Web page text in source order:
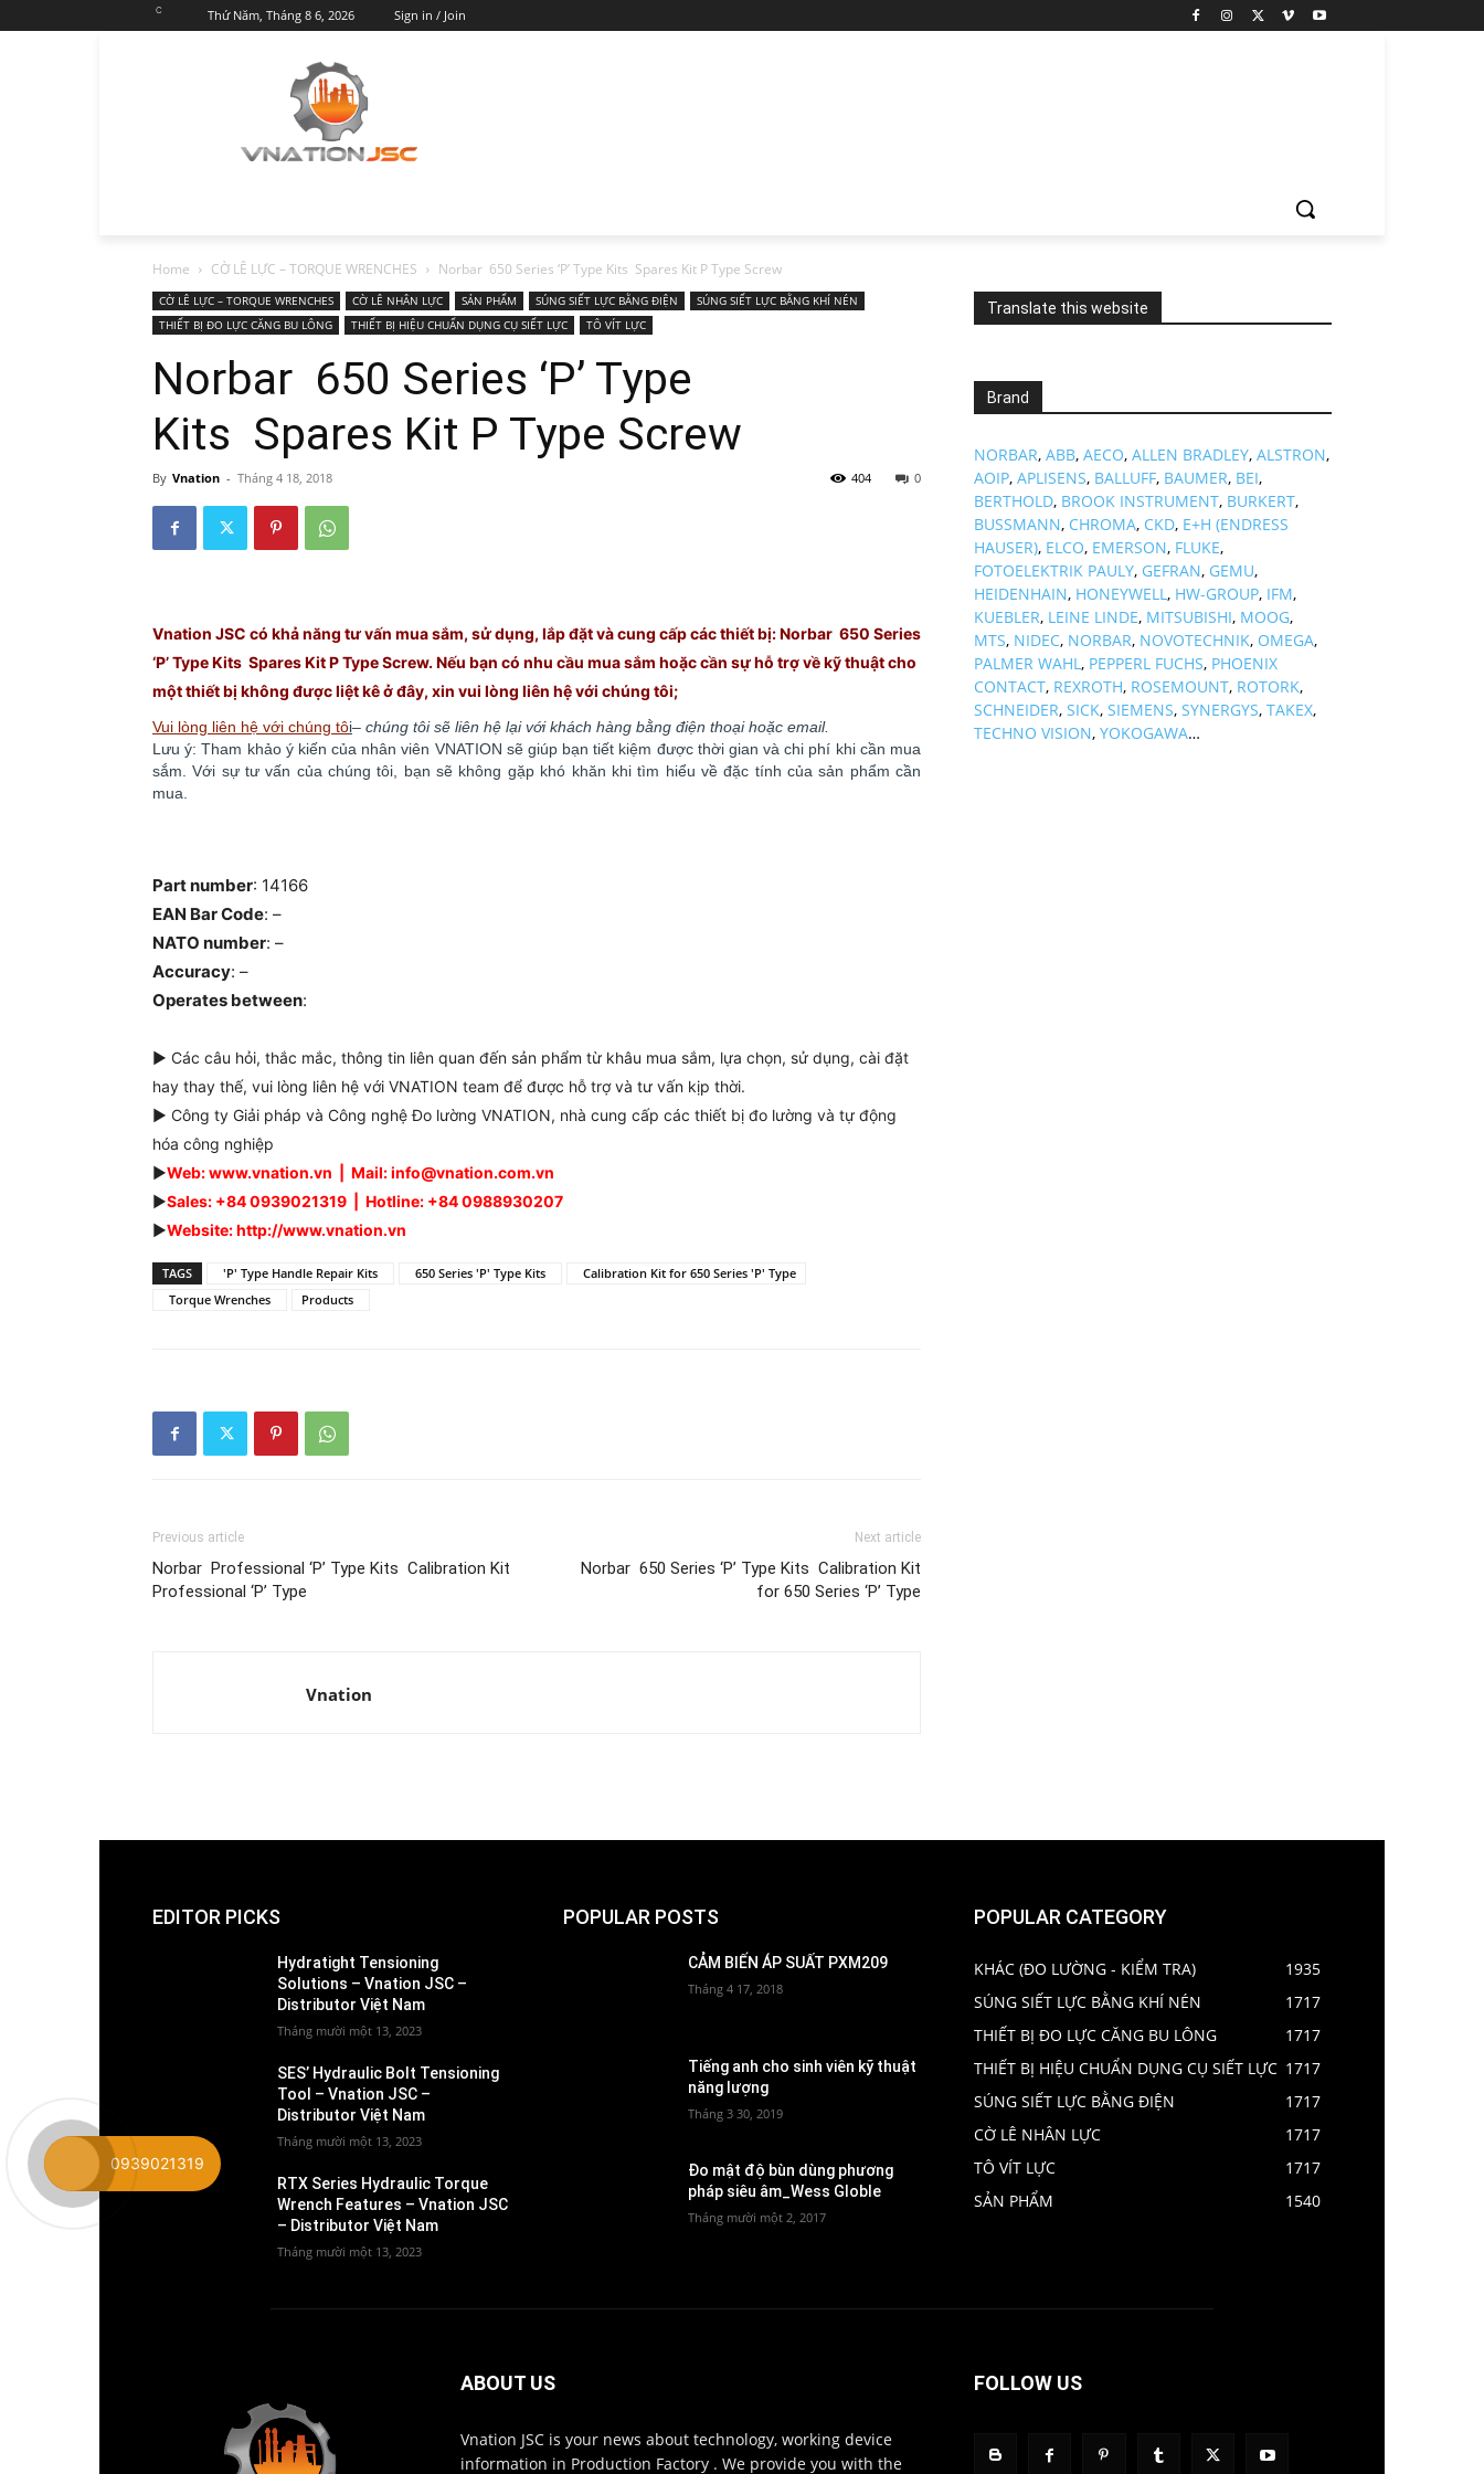
C Thứ Năm, Tháng 8 6, 2026 Sign in / Join
Home CỜ LÊ LỰC – TORQUE WRENCHES Norbar 650 Series ‘P’ Type Kits Spares Kit P Type Screw
CỜ LÊ LỰC – TORQUE WRENCHES CỜ LÊ NHÂN LỰC SẢN PHẨM SÚNG SIẾT LỰC BẰNG ĐIỆN
SÚNG SIẾT LỰC BẰNG KHÍ NÉN
THIẾT BỊ ĐO LỰC CĂNG BU LÔNG
THIẾT BỊ HIỆU CHUẨN DỤNG CỤ SIẾT LỰC TÔ VÍT LỰC
Norbar 650 Series ‘P’ Type
Kits Spares Kit P Type Screw
By Vnation - Tháng 4 18, 2018 0
404
Vnation JSC có khả năng tư vấn mua sắm, sử dụng, lắp đặt và cung cấp các thiết bị: Norbar 650 Series
‘P’ Type Kits Spares Kit P Type Screw. Nếu bạn có nhu cầu mua sắm hoặc cần sự hỗ trợ về kỹ thuật cho
một thiết bị không được liệt kê ở đây, xin vui lòng liên hệ với chúng tôi;
Vui lòng liên hệ với chúng tôi– chúng tôi sẽ liên hệ lại với khách hàng bằng điện thoại hoặc email.
Lưu ý: Tham khảo ý kiến của nhân viên VNATION sẽ giúp bạn tiết kiệm được thời gian và chi phí khi cần mua
sắm. ​​Với sự tư vấn của chúng tôi, bạn sẽ không gặp khó khăn khi tìm hiểu về đặc tính của sản phẩm cần
mua.
Part number: 14166
EAN Bar Code: –
NATO number: –
Accuracy: –
Operates between:
► Các câu hỏi, thắc mắc, thông tin liên quan đến sản phẩm từ khâu mua sắm, lựa chọn, sử dụng, cài đặt
hay thay thế, vui lòng liên hệ với VNATION team để được hỗ trợ và tư vấn kịp thời.
► Công ty Giải pháp và Công nghệ Đo lường VNATION, nhà cung cấp các thiết bị đo lường và tự động
hóa công nghiệp
►Web: www.vnation.vn | Mail: info@vnation.com.vn
►Sales: +84 0939021319 | Hotline: +84 0988930207
►Website: http://www.vnation.vn
TAGS 'P' Type Handle Repair Kits 650 Series 'P' Type Kits
Calibration Kit for 650 Series 'P' Type
Torque Wrenches
Products
Previous article
Norbar Professional ‘P’ Type Kits Calibration Kit
Professional ‘P’ Type
Next article
Norbar 650 Series ‘P’ Type Kits Calibration Kit
for 650 Series ‘P’ Type
Vnation
Translate this website
Brand
NORBAR, ABB, AECO, ALLEN BRADLEY, ALSTRON,
AOIP, APLISENS, BALLUFF, BAUMER, BEI,
BERTHOLD, BROOK INSTRUMENT, BURKERT,
BUSSMANN, CHROMA, CKD, E+H (ENDRESS
HAUSER), ELCO, EMERSON, FLUKE,
FOTOELEKTRIK PAULY, GEFRAN, GEMU,
HEIDENHAIN, HONEYWELL, HW-GROUP, IFM,
KUEBLER, LEINE LINDE, MITSUBISHI, MOOG,
MTS, NIDEC, NORBAR, NOVOTECHNIK, OMEGA,
PALMER WAHL, PEPPERL FUCHS, PHOENIX
CONTACT, REXROTH, ROSEMOUNT, ROTORK,
SCHNEIDER, SICK, SIEMENS, SYNERGYS, TAKEX,
TECHNO VISION, YOKOGAWA…
EDITOR PICKS
Hydratight Tensioning
Solutions – Vnation JSC –
Distributor Việt Nam
Tháng mười một 13, 2023
SES’ Hydraulic Bolt Tensioning
Tool – Vnation JSC –
Distributor Việt Nam
Tháng mười một 13, 2023
RTX Series Hydraulic Torque
Wrench Features – Vnation JSC
– Distributor Việt Nam
Tháng mười một 13, 2023
POPULAR POSTS
CẢM BIẾN ÁP SUẤT PXM209
Tháng 4 17, 2018
Tiếng anh cho sinh viên kỹ thuật
năng lượng
Tháng 3 30, 2019
Đo mật độ bùn dùng phương
pháp siêu âm_Wess Globle
Tháng mười một 2, 2017
POPULAR CATEGORY
KHÁC (ĐO LƯỜNG - KIỂM TRA)
1935
SÚNG SIẾT LỰC BẰNG KHÍ NÉN
1717
THIẾT BỊ ĐO LỰC CĂNG BU LÔNG
1717
THIẾT BỊ HIỆU CHUẨN DỤNG CỤ SIẾT LỰC 1717
SÚNG SIẾT LỰC BẰNG ĐIỆN
1717
CỜ LÊ NHÂN LỰC
1717
TÔ VÍT LỰC
1717
SẢN PHẨM
1540
ABOUT US
Vnation JSC is your news about technology, working device
information in Production Factory . We provide you with the
FOLLOW US
0939021319